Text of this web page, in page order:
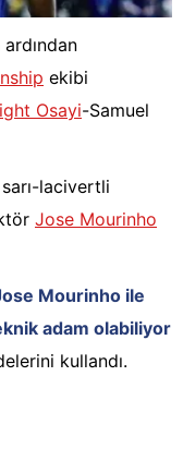
ekibi
Osayi-Samuel
lacivertli
Jose Mourinho
Mourinho ile
adam olabiliyor
kullandı.